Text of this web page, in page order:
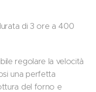
di 3 ore a 400
regolare la velocità
una perfetta
del forno e